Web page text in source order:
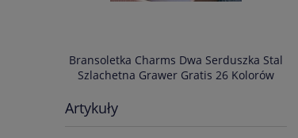
Bransoletka Charms Dwa Serduszka Stal
Szlachetna Grawer Gratis 26 Kolorów
Artykuły